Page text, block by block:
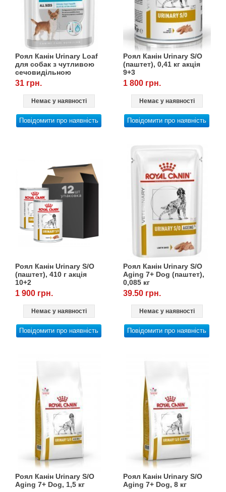
Роял Канін Urinary Loaf
для собак з чутливою
сечовидільною
системою, Вага: 0.085 кг
31 грн.
Немає у наявності
Повідомити про наявність
Роял Канін Urinary S/O
(паштет), 0,41 кг акція
9+3
1 800 грн.
Немає у наявності
Повідомити про наявність
Роял Канін Urinary S/O
(паштет), 410 г акція
10+2
1 900 грн.
Немає у наявності
Повідомити про наявність
Роял Канін Urinary S/O
Aging 7+ Dog (паштет),
0,085 кг
39.50 грн.
Немає у наявності
Повідомити про наявність
Роял Канін Urinary S/O
Aging 7+ Dog, 1,5 кг
Роял Канін Urinary S/O
Aging 7+ Dog, 8 кг